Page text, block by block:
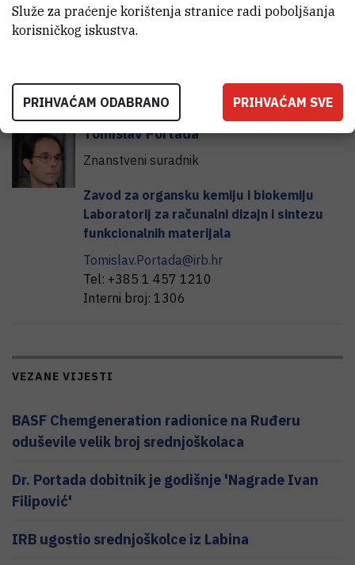
pr@irb.hr
VIŠE INFORMACIJA
TomislavPortada
Znanstveni suradnik
Zavod za organsku kemiju i biokemiju
Laboratorij za računalni dizajn i sintezu
funkcionalnih materijala
Tomislav.Portada@irb.hr
Tel: +385 1 457 1210
Interni broj: 1306
VEZANE VIJESTI
BASF Chemgeneration radionice na Ruđeru
oduševile velik broj srednjoškolaca
Dr. Portada dobitnik je godišnje 'Nagrade Ivan
Filipović'
IRB ugostio srednjoškolce iz Labina
Služe za praćenje korištenja stranice radi poboljšanja
korisničkog iskustva.
PRIHVAĆAM ODABRANO PRIHVAĆAM SVE